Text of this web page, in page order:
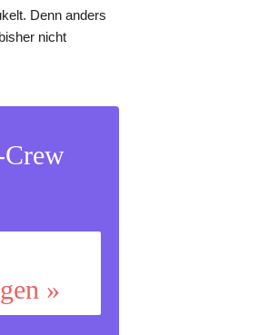
Denn anders
nicht
»